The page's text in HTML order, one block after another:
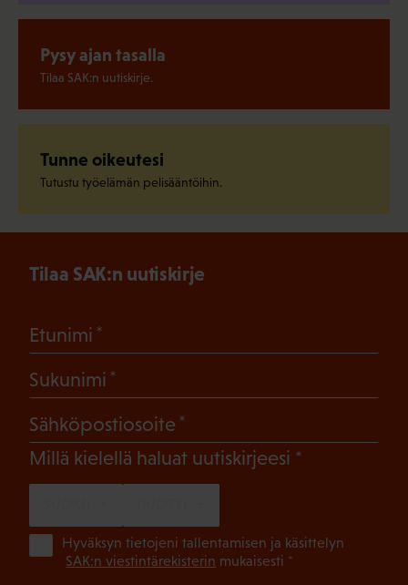
Pysy ajan tasalla
Tilaa SAK:n uutiskirje.
Tunne oikeutesi
Tutustu työelämän pelisääntöihin.
Tilaa SAK:n uutiskirje
Etunimi
Sukunimi
Sähköpostiosoite
Millä kielellä haluat uutiskirjeesi (Pakollinen)
Hyväksyn tietojeni tallentamisen ja käsittelyn
SAK:n viestintärekisterin mukaisesti *